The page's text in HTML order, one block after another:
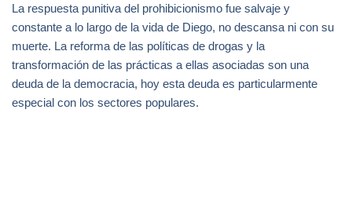
La respuesta punitiva del prohibicionismo fue salvaje y
constante a lo largo de la vida de Diego, no descansa ni con su
muerte. La reforma de las políticas de drogas y la
transformación de las prácticas a ellas asociadas son una
deuda de la democracia, hoy esta deuda es particularmente
especial con los sectores populares.